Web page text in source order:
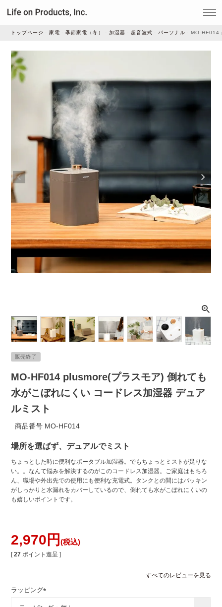
家事・生活雑貨
ルームフレグランス
ビューティー
デジタル雑貨
ライト・シーリングファン
アクセサリー・消耗品
トップページ 家電 季節家電（冬） 加湿器 超音波式 パーソナル MO-HF014
販売終了
MO-HF014 plusmore(プラスモア) 倒れても
水がこぼれにくい コードレス加湿器 デュア
ルミスト
商品番号 MO-HF014
場所を選ばず、デュアルでミスト
ちょっとした時に便利なポータブル加湿器。でもちょっとミストが足りな
い。。なんて悩みを解決するのがこのコードレス加湿器。ご家庭はもちろ
ん、職場や外出先での使用にも便利な充電式。タンクとの間にはパッキン
がしっかりと水漏れをカバーしているので、倒れても水がこぼれにくいの
も嬉しいポイントです。
2,970 税込
[ 27 ポイント進呈 ]
すべてのレビューを見る
ラッピング